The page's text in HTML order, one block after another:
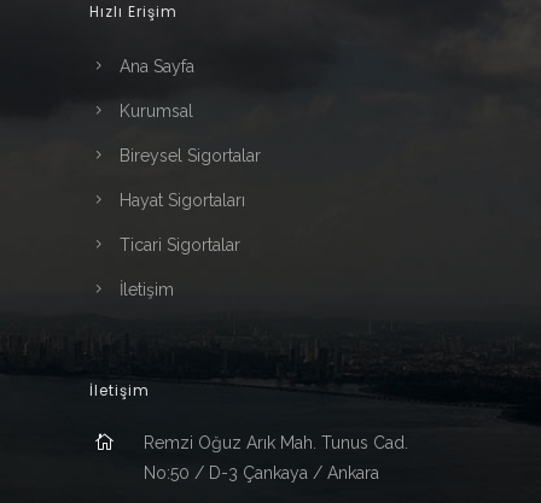
Hızlı Erişim
Ana Sayfa
Kurumsal
Bireysel Sigortalar
Hayat Sigortaları
Ticari Sigortalar
İletişim
İletişim
Remzi Oğuz Arık Mah. Tunus Cad.
No:50 / D-3 Çankaya / Ankara